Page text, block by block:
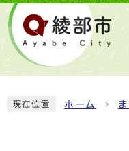
現在位置 ホーム